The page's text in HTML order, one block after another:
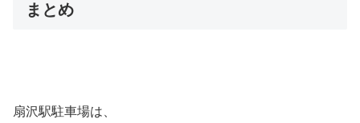
まとめ
扇沢駅駐車場は、